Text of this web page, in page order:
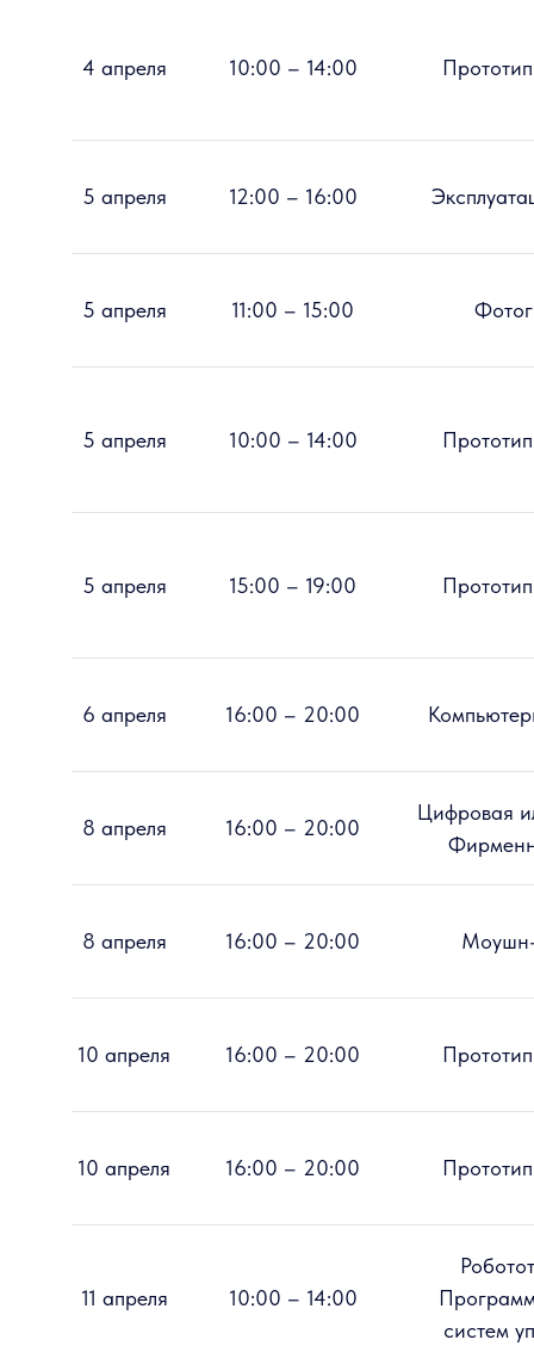
4 апреля 10:00 – 14:00
5 апреля 12:00 – 16:00
5 апреля 11:00 – 15:00
5 апреля 10:00 – 14:00
5 апреля 15:00 – 19:00
6 апреля 16:00 – 20:00
8 апреля 16:00 – 20:00
Цифровая
8 апреля 16:00 – 20:00
10 апреля 16:00 – 20:00
10 апреля 16:00 – 20:00
11 апреля 10:00 – 14:00
систем